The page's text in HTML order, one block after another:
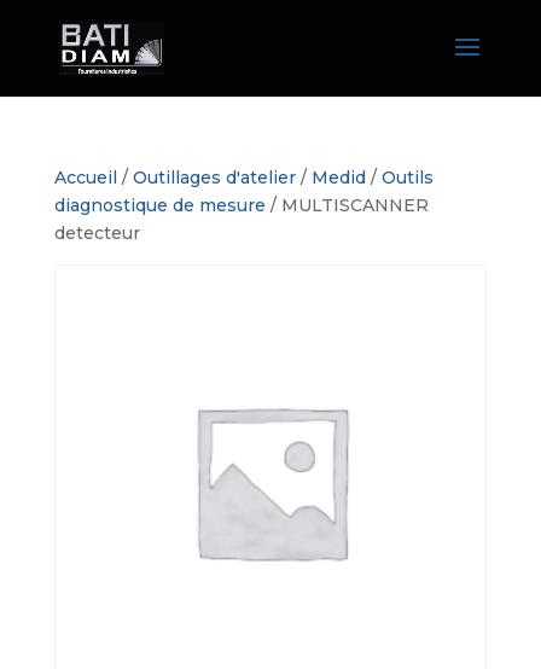
Accueil / Outillages d'atelier/ Medid/ Outils
diagnostique de mesure / MULTISCANNER
detecteur